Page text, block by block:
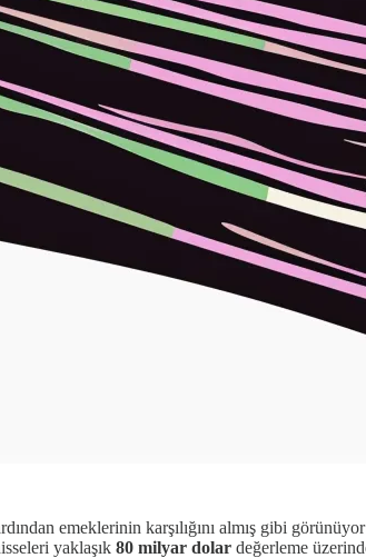
emeklerinin karşılığını almış gibi
yaklaşık 80 milyar dolar değerleme